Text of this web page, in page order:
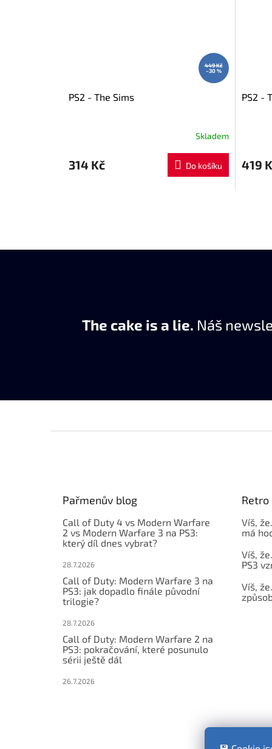
449 Kč
–30 %
PS2 - The Sims
Skladem
314 Kč Do košíku
PS2 -
419
The cake is a lie. Náš
Pařmenův blog
Call of Duty 4 vs Modern Warfare
2 vs Modern Warfare 3 na PS3:
který díl dnes vybrat?
28.7.2026
Call of Duty: Modern Warfare 3 na
PS3: jak dopadlo finále původní
trilogie?
28.7.2026
Call of Duty: Modern Warfare 2 na
PS3: pokračování, které posunulo
sérii ještě dál
26.7.2026
Víš,
má
Víš,
PS3
Víš,